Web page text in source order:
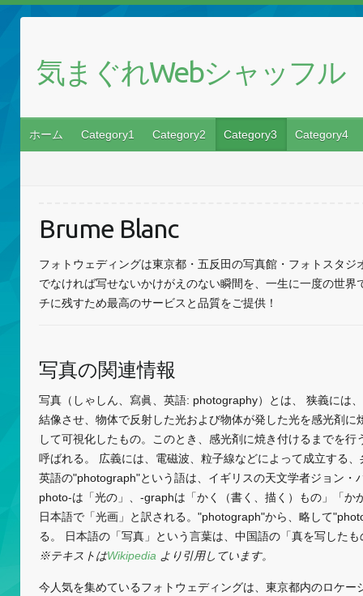
気まぐれWebシャッフル
ホーム Category1 Category2 Category3 Category4
Brume Blanc
フォトウェディングは東京都・五反田の写真館・フォトスタジ
でなければ写せないかけがえのない瞬間を、一生に一度の世界
チに残すため最高のサービスと品質をご提供！
写真の関連情報
写真（しゃしん、寫眞、英語: photography）とは、 狭義には
結像させ、物体で反射した光および物体が発した光を感光剤に
して可視化したもの。このとき、感光剤に焼き付けるまでを行
呼ばれる。 広義には、電磁波、粒子線などによって成立する
英語の"photograph"という語は、イギリスの天文学者ジョン・
photo-は「光の」、-graphは「かく（書く、描く）もの」「か
日本語で「光画」と訳される。"photograph"から、略して
る。 日本語の「写真」という言葉は、中国語の「真を写した
※テキストはWikipedia より引用しています。
今人気を集めているフォトウェディングは、東京都内のロケー